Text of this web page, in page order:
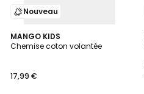
Nouveau
MANGO KIDS
Chemise coton volantée
17,99 €
2
Couleurs